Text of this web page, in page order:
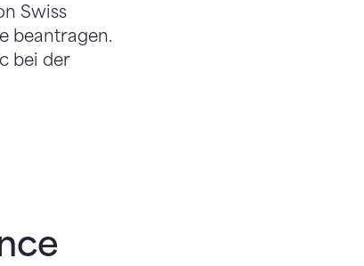
Swiss
beantragen.
bei der